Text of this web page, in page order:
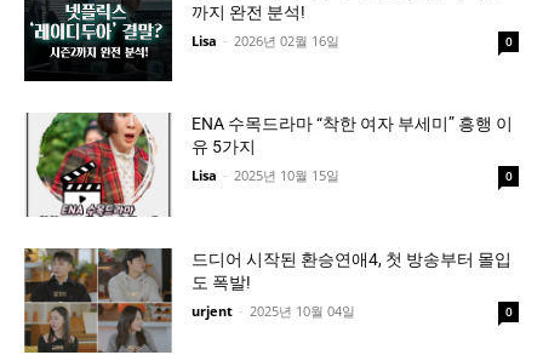
까지 완전 분석!
Lisa - 2026년 02월 16일 0
ENA 수목드라마 “착한 여자 부세미” 흥행 이
유 5가지
Lisa - 2025년 10월 15일 0
드디어 시작된 환승연애4, 첫 방송부터 몰입
도 폭발!
urjent - 2025년 10월 04일 0